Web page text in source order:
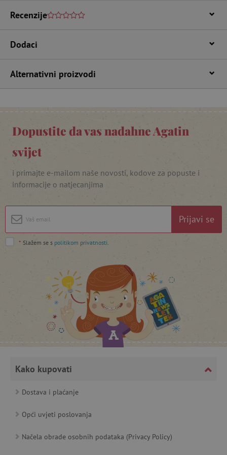
Recenzije
Dodaci
Alternativni proizvodi
Dopustite da vas nadahne Agatin
svijet
i primajte e-mailom naše novosti, kodove za popuste i
informacije o natjecanjima
Prijavi se
* Slažem se s politikom privatnosti
Kako kupovati
Dostava i plaćanje
Opći uvjeti poslovanja
Načela obrade osobnih podataka (Privacy Policy)
www.agatinsvijet.hr
_lb_ccc .agatinsvijet.hr
featureFlagCheckoutExperimentVariant www.agatinsvijet.hr
product_filter_remember www.agatinsvijet.hr
_lb